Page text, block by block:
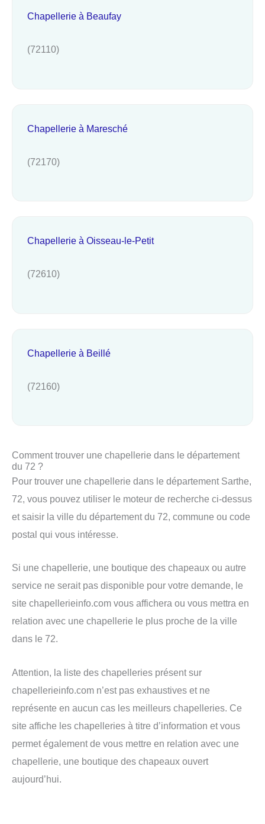
Chapellerie à Beaufay
(72110)
Chapellerie à Maresché
(72170)
Chapellerie à Oisseau-le-Petit
(72610)
Chapellerie à Beillé
(72160)
Comment trouver une chapellerie dans le département
du 72 ?
Pour trouver une chapellerie dans le département Sarthe,
72, vous pouvez utiliser le moteur de recherche ci-dessus
et saisir la ville du département du 72, commune ou code
postal qui vous intéresse.
Si une chapellerie, une boutique des chapeaux ou autre
service ne serait pas disponible pour votre demande, le
site chapellerieinfo.com vous affichera ou vous mettra en
relation avec une chapellerie le plus proche de la ville
dans le 72.
Attention, la liste des chapelleries présent sur
chapellerieinfo.com n’est pas exhaustives et ne
représente en aucun cas les meilleurs chapelleries. Ce
site affiche les chapelleries à titre d’information et vous
permet également de vous mettre en relation avec une
chapellerie, une boutique des chapeaux ouvert
aujourd’hui.